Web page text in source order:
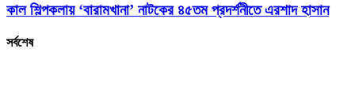
কাল শিল্পকলায় ‘বারামখানা’ নাটকের ৪৫তম প্রদর্শনীতে এরশাদ হাসান
সর্বশেষ